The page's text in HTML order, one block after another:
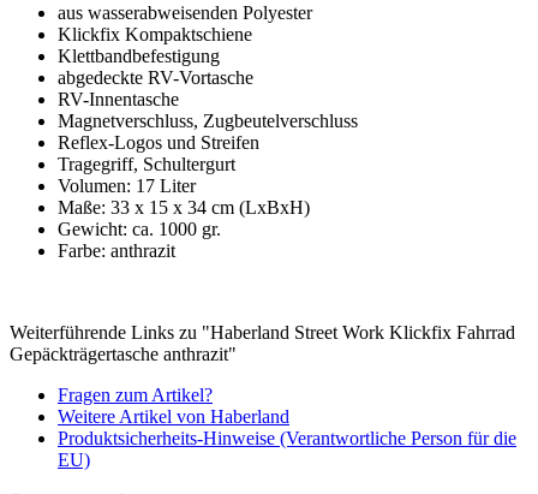
aus wasserabweisenden Polyester
Klickfix Kompaktschiene
Klettbandbefestigung
abgedeckte RV-Vortasche
RV-Innentasche
Magnetverschluss, Zugbeutelverschluss
Reflex-Logos und Streifen
Tragegriff, Schultergurt
Volumen: 17 Liter
Maße: 33 x 15 x 34 cm (LxBxH)
Gewicht: ca. 1000 gr.
Farbe: anthrazit
Weiterführende Links zu "Haberland Street Work Klickfix Fahrrad
Gepäckträgertasche anthrazit"
Fragen zum Artikel?
Weitere Artikel von Haberland
Produktsicherheits-Hinweise (Verantwortliche Person für die
EU)